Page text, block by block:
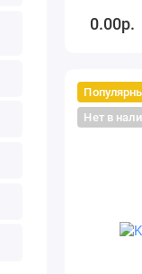
0.00р.
Нет в